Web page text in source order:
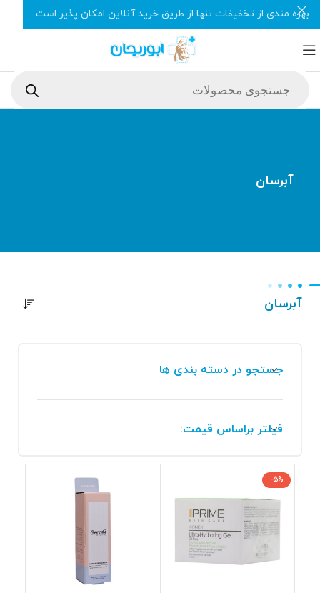
آبرسان
آبرسان
جستجو در دسته بندی ها
فیلتر براساس قیمت:
-5%
بهره مندی از تخفیفات تنها از طریق خرید آنلاین امکان پذیر است.